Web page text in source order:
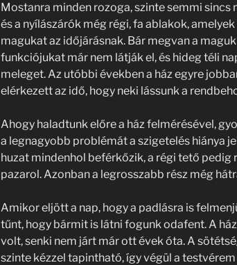
Mostanra minden rozoga, szinte semmi sincs
és a nyílászárók még régi, fa ablakok,
magukat az időjárásnak. Bár megvan a
funkciójukat már nem látják el, és hideg téli
meleget. Az utóbbi években a ház egyre
elérkezett az idő, hogy neki lássunk a
Ahogy haladtunk előre a ház felmérésével,
a legnagyobb problémát a szigetelés hiánya
huzat mindenhol beférkőzik, a régi tető pedig
pazarol. Azonban a legrosszabb rész még
Amikor eljött a nap, hogy a padlásra is
tűnt, hogy bármit is látni fogunk odafent. A
volt, senki nem járt már ott évek óta. A
szinte kézzel tapintható, így végül a